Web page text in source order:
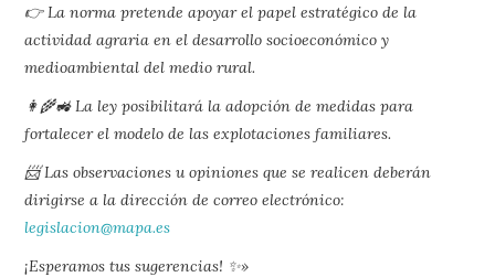
👉 La norma pretende apoyar el papel estratégico de la
actividad agraria en el desarrollo socioeconómico y
medioambiental del medio rural.
👩‍🌾🚜 La ley posibilitará la adopción de medidas para
fortalecer el modelo de las explotaciones familiares.
📨 Las observaciones u opiniones que se realicen deberán
dirigirse a la dirección de correo electrónico:
legislacion@mapa.es
¡Esperamos tus sugerencias! ✨»